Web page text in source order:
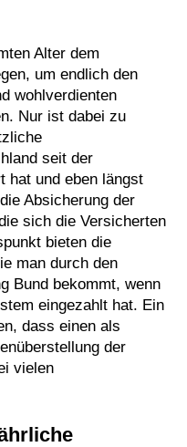
Alter dem
um endlich den
wohlverdienten
Nur ist dabei zu
seit der
hat und eben längst
Absicherung der
sich die Versicherten
bieten die
man durch den
Bund bekommt, wenn
eingezahlt hat. Ein
dass einen als
der
vielen